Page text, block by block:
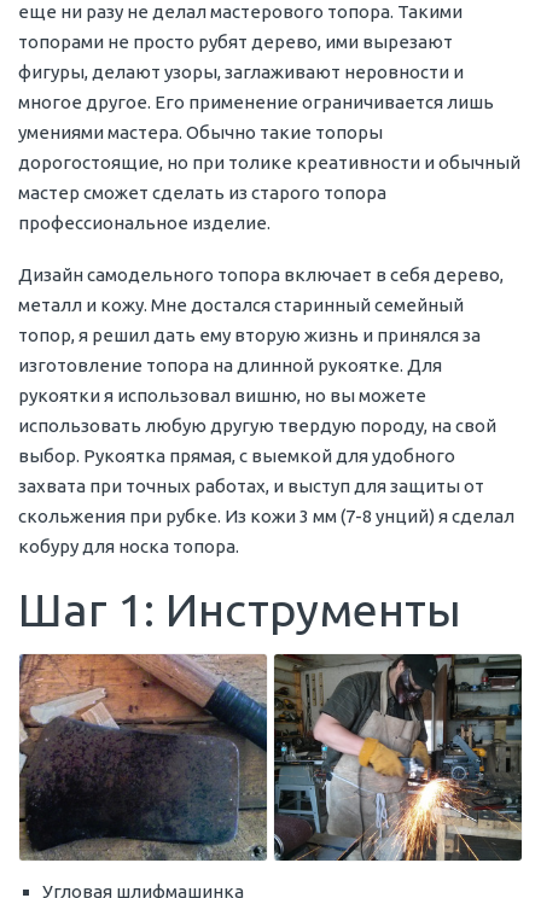
еще ни разу не делал мастерового топора. Такими
топорами не просто рубят дерево, ими вырезают
фигуры, делают узоры, заглаживают неровности и
многое другое. Его применение ограничивается лишь
умениями мастера. Обычно такие топоры
дорогостоящие, но при толике креативности и обычный
мастер сможет сделать из старого топора
профессиональное изделие.
Дизайн самодельного топора включает в себя дерево,
металл и кожу. Мне достался старинный семейный
топор, я решил дать ему вторую жизнь и принялся за
изготовление топора на длинной рукоятке. Для
рукоятки я использовал вишню, но вы можете
использовать любую другую твердую породу, на свой
выбор. Рукоятка прямая, с выемкой для удобного
захвата при точных работах, и выступ для защиты от
скольжения при рубке. Из кожи 3 мм (7-8 унций) я сделал
кобуру для носка топора.
Шаг 1: Инструменты
Угловая шлифмашинка